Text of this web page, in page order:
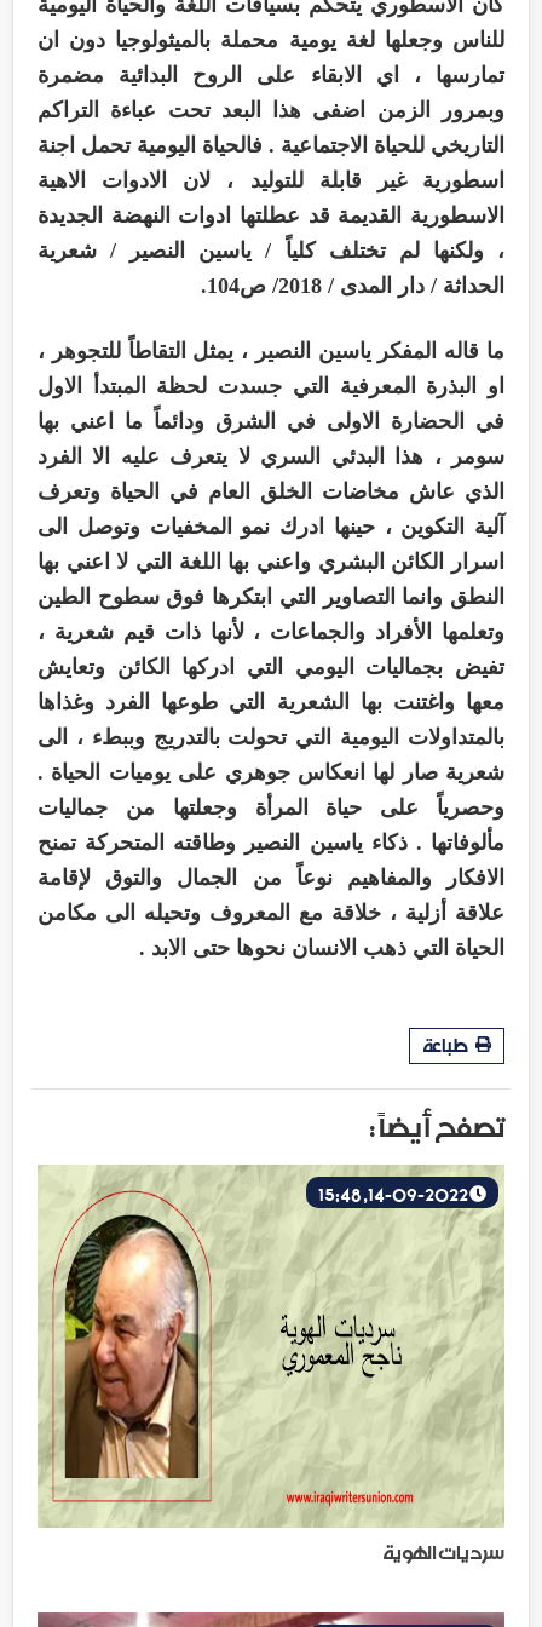
للناس وجعلها لغة يومية محملة بالميثولوجيا دون ان
تمارسها ، اي الابقاء على الروح البدائية مضمرة
وبمرور الزمن اضفى هذا البعد تحت عباءة التراكم
التاريخي للحياة الاجتماعية . فالحياة اليومية تحمل اجنة
اسطورية غير قابلة للتوليد ، لان الادوات الاهية
الاسطورية القديمة قد عطلتها ادوات النهضة الجديدة
، ولكنها لم تختلف كلياً / ياسين النصير / شعرية
الحداثة / دار المدى / 2018/ ص104.
ما قاله المفكر ياسين النصير ، يمثل التقاطاً للتجوهر ،
او البذرة المعرفية التي جسدت لحظة المبتدأ الاول
في الحضارة الاولى في الشرق ودائماً ما اعني بها
سومر ، هذا البدئي السري لا يتعرف عليه الا الفرد
الذي عاش مخاضات الخلق العام في الحياة وتعرف
آلية التكوين ، حينها ادرك نمو المخفيات وتوصل الى
اسرار الكائن البشري واعني بها اللغة التي لا اعني بها
النطق وانما التصاوير التي ابتكرها فوق سطوح الطين
وتعلمها الأفراد والجماعات ، لأنها ذات قيم شعرية ،
تفيض بجماليات اليومي التي ادركها الكائن وتعايش
معها واغتنت بها الشعرية التي طوعها الفرد وغذاها
بالمتداولات اليومية التي تحولت بالتدريج وببطء ، الى
شعرية صار لها انعكاس جوهري على يوميات الحياة .
وحصرياً على حياة المرأة وجعلتها من جماليات
مألوفاتها . ذكاء ياسين النصير وطاقته المتحركة تمنح
الافكار والمفاهيم نوعاً من الجمال والتوق لإقامة
علاقة أزلية ، خلاقة مع المعروف وتحيله الى مكامن
الحياة التي ذهب الانسان نحوها حتى الابد .
طباعة
تصفح أيضاً :
سرديات الهوية